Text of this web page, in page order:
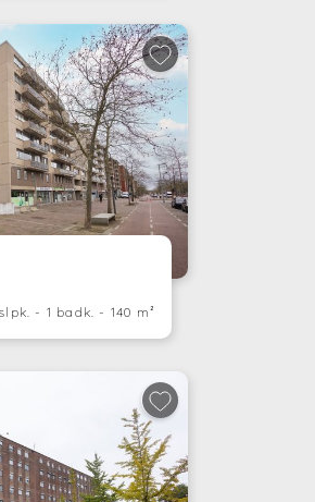
(Bouwen en verbouwen)
- 1 badk. - 140 m²